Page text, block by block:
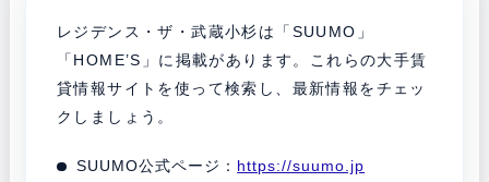
レジデンス・ザ・武蔵小杉は「SUUMO」
「HOME’S」に掲載があります。これらの大手賃
貸情報サイトを使って検索し、最新情報をチェッ
クしましょう。
SUUMO公式ページ： https://suumo.jp